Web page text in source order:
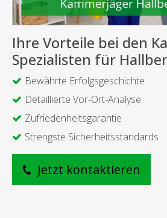
Ihre Vorteile bei den
Spezialisten für
Bewährte Erfolgsgeschichte
Detaillierte Vor-Ort-Analyse
Zufriedenheitsgarantie
Strengste Sicherheitsstandards
Jetzt kontaktieren